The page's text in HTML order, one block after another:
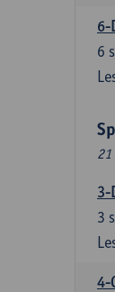
6-
6
21
3-
3
4-